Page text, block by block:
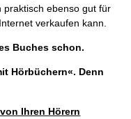
praktisch ebenso gut für
verkaufen kann.
Buches schon.
Hörbüchern«. Denn
Ihren Hörern